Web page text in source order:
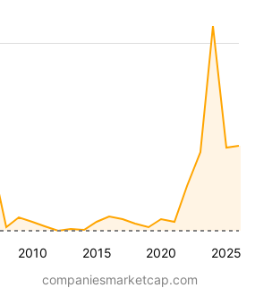
2010 2015 2020 2025
companiesmarketcap.com